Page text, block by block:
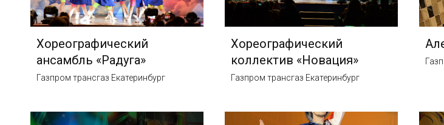
Хореографический
ансамбль «Радуга»
Газпром трансгаз Екатеринбург
Хореографический
коллектив «Новация»
Газпром трансгаз Екатеринбург